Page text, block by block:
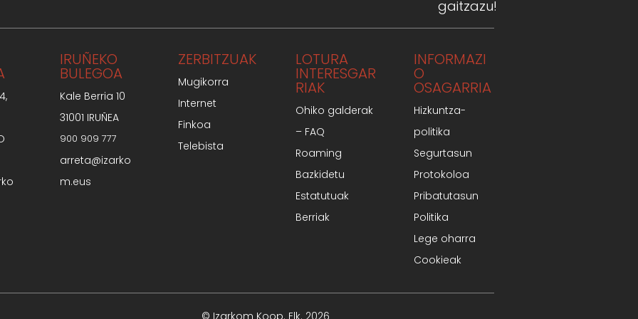
gaitzazu!
IRUÑEKO
BULEGOA
Kale Berria 10
31001 IRUÑEA
900 909 777
arreta@izarko
m.eus
ZERBITZUAK
Mugikorra
Internet
Finkoa
Telebista
LOTURA
INTERESGAR
RIAK
Ohiko galderak
– FAQ
Roaming
Bazkidetu
Estatutuak
Berriak
INFORMAZI
O
OSAGARRIA
Hizkuntza-
politika
Segurtasun
Protokoloa
Pribatutasun
Politika
Lege oharra
Cookieak